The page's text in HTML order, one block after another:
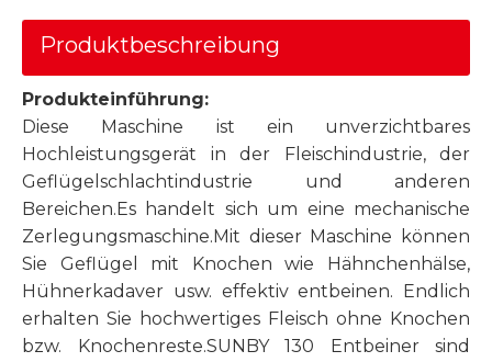
Produktbeschreibung
Produkteinführung:
Diese Maschine ist ein unverzichtbares
Hochleistungsgerät in der Fleischindustrie, der
Geflügelschlachtindustrie und anderen
Bereichen.Es handelt sich um eine mechanische
Zerlegungsmaschine.Mit dieser Maschine können
Sie Geflügel mit Knochen wie Hähnchenhälse,
Hühnerkadaver usw. effektiv entbeinen. Endlich
erhalten Sie hochwertiges Fleisch ohne Knochen
bzw. Knochenreste.SUNBY 130 Entbeiner sind